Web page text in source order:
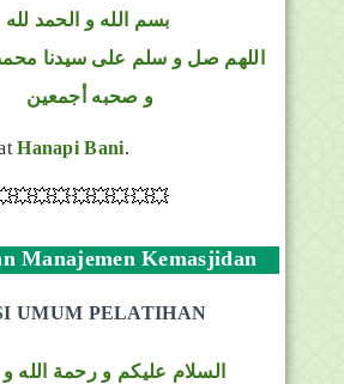
بسم الله و الحمد لله
اللهم صل و سلم على سيدنا
و صحبه أجمعين
Hanapi Bani.
Manajemen Kemasjidan
UMUM PELATIHAN
السلام عليكم و رحمة الله و